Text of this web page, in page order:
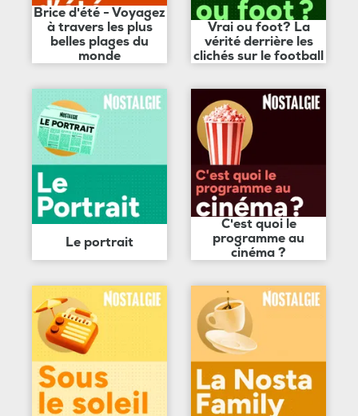
Brice d'été - Voyagez
à travers les plus
belles plages du
monde
Vrai ou foot? La
vérité derrière les
clichés sur le football
Le portrait
C'est quoi le
programme au
cinéma ?